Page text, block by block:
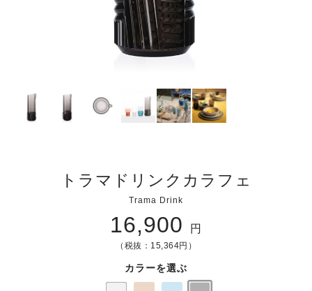
トラマドリンクカラフェ
Trama Drink
16,900 円
（税抜：15,364円）
カラーを選ぶ